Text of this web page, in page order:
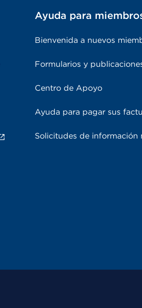
Ayuda para
Bienvenida a nuevos
Formularios y
Centro de Apoyo
Ayuda para pagar sus
Solicitudes de información